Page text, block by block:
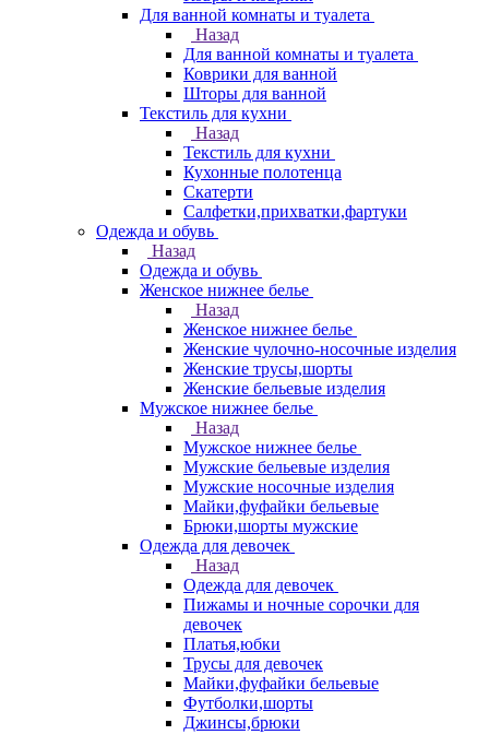
Для ванной комнаты и туалета
Назад
Для ванной комнаты и туалета
Коврики для ванной
Шторы для ванной
Текстиль для кухни
Назад
Текстиль для кухни
Кухонные полотенца
Скатерти
Салфетки,прихватки,фартуки
Одежда и обувь
Назад
Одежда и обувь
Женское нижнее белье
Назад
Женское нижнее белье
Женские чулочно-носочные изделия
Женские трусы,шорты
Женские бельевые изделия
Мужское нижнее белье
Назад
Мужское нижнее белье
Мужские бельевые изделия
Мужские носочные изделия
Майки,фуфайки бельевые
Брюки,шорты мужские
Одежда для девочек
Назад
Одежда для девочек
Пижамы и ночные сорочки для
девочек
Платья,юбки
Трусы для девочек
Майки,фуфайки бельевые
Футболки,шорты
Джинсы,брюки